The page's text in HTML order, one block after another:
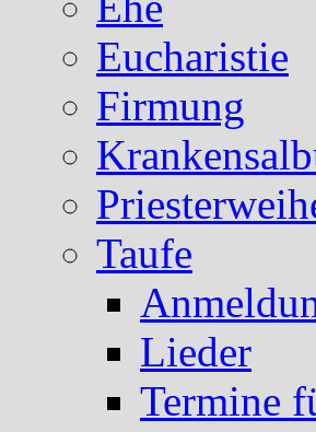
Eucharistie
Firmung
Taufe
Lieder
Termine